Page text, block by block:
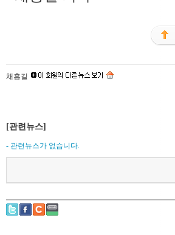
채홍길
[관련뉴스]
- 관련뉴스가 없습니다.